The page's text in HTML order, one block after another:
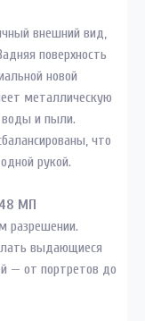
внешний вид,
поверхность
новой
металлическую
и пыли.
что
рукой.
МП
разрешении.
выдающиеся
— от портретов до